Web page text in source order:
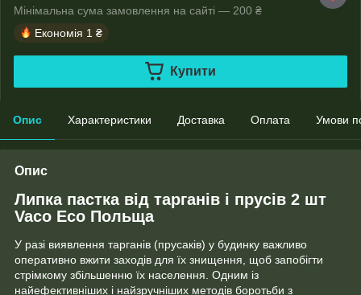
Мінімальна сума замовлення на сайті — 200 ₴
Економія 1 ₴
Купити
Опис Характеристики Доставка Оплата Умови
Опис
Липка пастка від тарганів і прусів 2 шт
Vaco Eco Польща
У разі виявлення тарганів (прусаків) у будинку важливо
оперативно вжити заходів для їх знищення, щоб запобігти
стрімкому збільшенню їх населення. Одним із
найефективніших і найзручніших методів боротьби з